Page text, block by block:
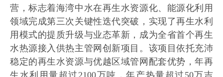
营，标志着海湾中水在再生水资源化、能源化利用
领域完成第三次关键性迭代突破，实现了再生水利
用模式的提质升级与业态革新，成为全省首个再生
水热源接入供热主管网创新项目。该项目依托充沛
稳定的再生水资源与优越区域管网配套优势，年再
生水利用量超过2100万吨，年产热量超过50万吉